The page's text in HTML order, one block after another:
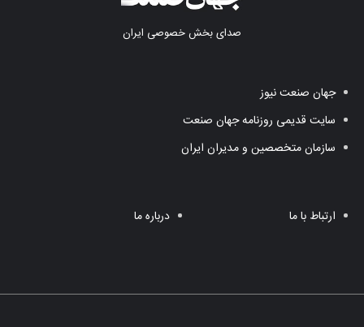
صدای بخش خصوصی ایران
جهان صنعت نیوز
سایت قدیمی روزنامه جهان صنعت
سازمان متخصصین و مدیران ایران
ارتباط با ما درباره ما